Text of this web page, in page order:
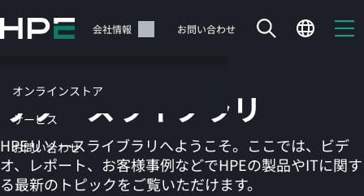
イ
テ
ツ
に
ス
サポート 会社情報 お問い合わせ
オンラインストア
サービス
お問い合わせ
リソースライブラリ
HPEリソースライブラリへようこそ。ここでは、ビデ
オ、レポート、お客様事例などでHPEの製品やITに関す
る最新のトピックをご覧いただけます。